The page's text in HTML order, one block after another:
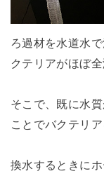
ろ過材を水道水
クテリアがほぼ
そこで、既に水
ことでバクテリ
換水するときに